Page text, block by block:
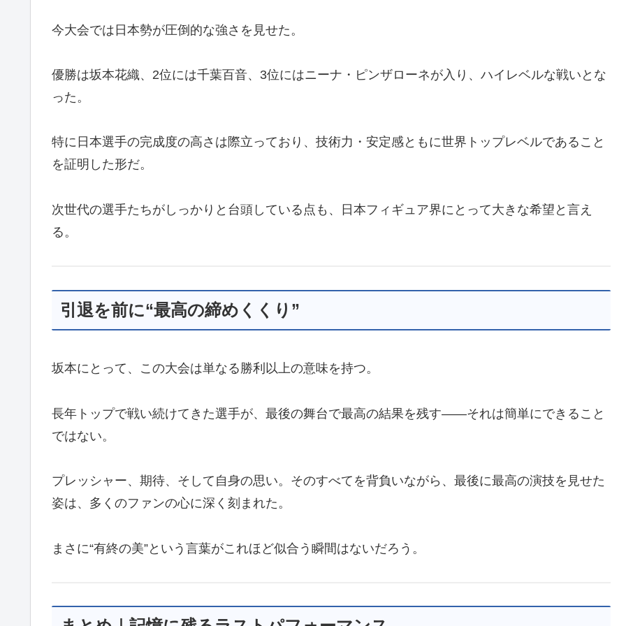
今大会では日本勢が圧倒的な強さを見せた。
優勝は坂本花織、2位には千葉百音、3位にはニーナ・ピンザローネが入り、ハイレベルな戦いとな
った。
特に日本選手の完成度の高さは際立っており、技術力・安定感ともに世界トップレベルであること
を証明した形だ。
次世代の選手たちがしっかりと台頭している点も、日本フィギュア界にとって大きな希望と言え
る。
引退を前に“最高の締めくくり”
坂本にとって、この大会は単なる勝利以上の意味を持つ。
長年トップで戦い続けてきた選手が、最後の舞台で最高の結果を残す――それは簡単にできること
ではない。
プレッシャー、期待、そして自身の思い。そのすべてを背負いながら、最後に最高の演技を見せた
姿は、多くのファンの心に深く刻まれた。
まさに“有終の美”という言葉がこれほど似合う瞬間はないだろう。